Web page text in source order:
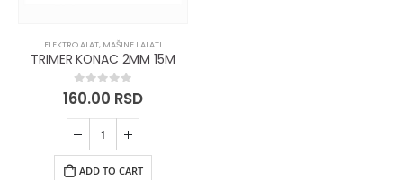
ELEKTRO ALAT, MAŠINE I ALATI
TRIMER KONAC 2MM 15M
0out of 5
160.00 RSD
ADD TO CART